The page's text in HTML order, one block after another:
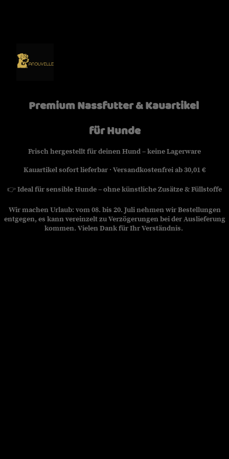
Premium Nassfutter & Kauartikel
für Hunde
Frisch hergestellt für deinen Hund – keine Lagerware
Kauartikel sofort lieferbar · Versandkostenfrei ab 30,01 €
👉Ideal für sensible Hunde – ohne künstliche Zusätze & Füllstoffe
Wir machen Urlaub: vom 08. bis 20. Juli nehmen wir Bestellungen
entgegen, es kann vereinzelt zu Verzögerungen bei der Auslieferung
kommen. Vielen Dank für Ihr Verständnis.